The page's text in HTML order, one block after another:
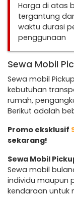
Harga di atas
tergantung
waktu durasi
penggunaan
Sewa Mobil
Sewa mobil
kebutuhan
rumah,
Berikut adalah
Promo eksklusif
sekarang!
Sewa Mobil
Sewa mobil
individu maupun
kendaraan untuk